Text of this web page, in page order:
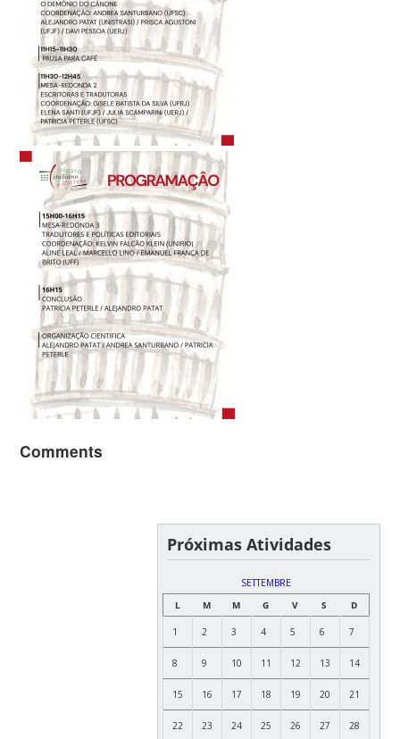
Comments
Próximas Atividades
SETTEMBRE
L
M M G V S D
1 2 3 4 5 6 7
8 9 10 11 12 13 14
15 16 17 18 19 20 21
22 23 24 25 26 27 28